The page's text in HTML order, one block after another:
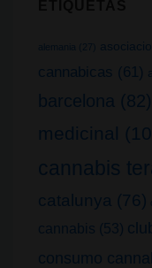
alemania (27)
cannabicas (61)
barcelona (82)
medicinal
cannabis
catalunya (76)
cannabis (53)
consumo